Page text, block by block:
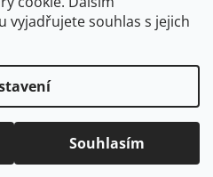
vyjadřujete souhlas s jejich
Souhlasím
. Všechna práva